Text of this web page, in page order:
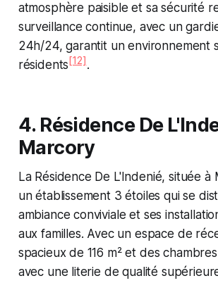
atmosphère paisible et sa sécurité
surveillance continue, avec un
24h/24, garantit un environnement
résidents [12].
4. Résidence De
Marcory
La Résidence De L'Indenié, située à
un établissement 3 étoiles qui se
ambiance conviviale et ses
aux familles. Avec un espace de
spacieux de 116 m² et des
avec une literie de qualité